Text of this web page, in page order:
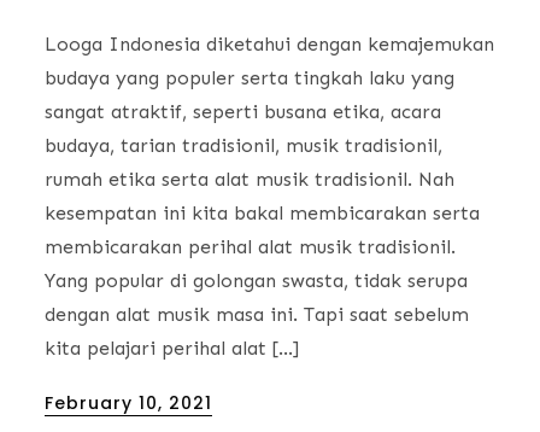
Looga Indonesia diketahui dengan kemajemukan
budaya yang populer serta tingkah laku yang
sangat atraktif, seperti busana etika, acara
budaya, tarian tradisionil, musik tradisionil,
rumah etika serta alat musik tradisionil. Nah
kesempatan ini kita bakal membicarakan serta
membicarakan perihal alat musik tradisionil.
Yang popular di golongan swasta, tidak serupa
dengan alat musik masa ini. Tapi saat sebelum
kita pelajari perihal alat […]
Posted
February 10, 2021